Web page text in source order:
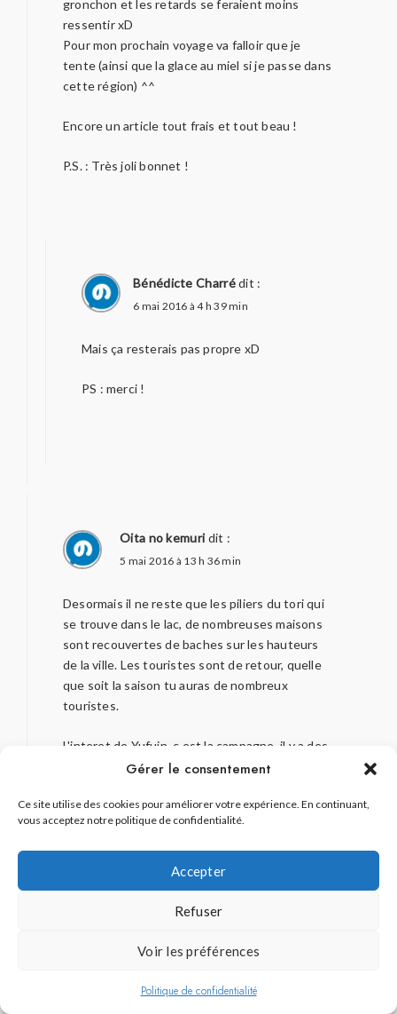
Gérer le consentement
Ce site utilise des cookies pour améliorer votre expérience. En continuant,
vous acceptez notre politique de confidentialité.
Accepter
Refuser
Voir les préférences
Politique de confidentialité
gronchon et les retards se feraient moins
ressentir xD
Pour mon prochain voyage va falloir que je
tente (ainsi que la glace au miel si je passe dans
cette région) ^^
Encore un article tout frais et tout beau !
P.S. : Très joli bonnet !
Bénédicte Charrédit :
6 mai 2016 à 4 h 39 min
Mais ça resterais pas propre xD
PS : merci !
Oita no kemuri dit :
5 mai 2016 à 13 h 36 min
Desormais il ne reste que les piliers du tori qui
se trouve dans le lac, de nombreuses maisons
sont recouvertes de baches sur les hauteurs
de la ville. Les touristes sont de retour, quelle
que soit la saison tu auras de nombreux
touristes.
L'interet de Yufuin, c est la campagne, il y a des
bons endroits : Yunohira, les gorges de Yufuin,
malheureusement il te faudra une voiture.
aller a Bungotakada surnommee la showa machi.
Tu vas adorer le musee du jouet et les
reconstitutions de villa et l ecole primaire.